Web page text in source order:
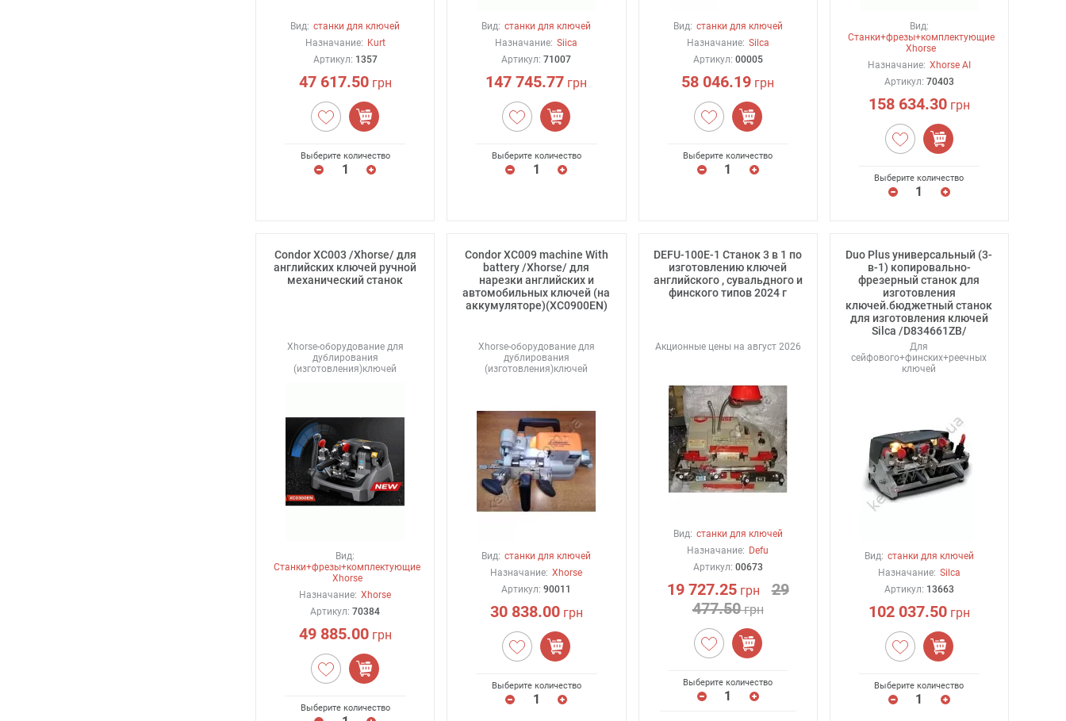
Вид: станки для ключей
Назначание: Kurt
Артикул: 1357
47 617.50грн
Выберите количество
Вид: станки для ключей
Назначание: Siica
Артикул:71007
147 745.77 грн
Выберите количество
Вид: станки для ключей
Назначание: Silca
Артикул: 00005
58 046.19 грн
Выберите количество
Вид:
Станки+фрезы+комплектующие
Xhorse
Назначание: Xhorse AI
Артикул: 70403
158 634.30грн
Выберите количество
Condor XC003 /Xhorse/ для
английских ключей ручной
механический станок
Xhorse-оборудование для
дублирования
(изготовления)ключей
Вид:
Станки+фрезы+комплектующие
Xhorse
Назначание: Xhorse
Артикул:70384
49 885.00грн
Выберите количество
Condor XC009 machine With
battery /Xhorse/ для
нарезки английских и
автомобильных ключей (на
аккумуляторе)(XC0900EN)
Xhorse-оборудование для
дублирования
(изготовления)ключей
Вид: станки для ключей
Назначание: Xhorse
Артикул:90011
30 838.00грн
Выберите количество
DEFU-100E-1 Станок 3 в 1 по
изготовлению ключей
английского , сувальдного и
финского типов 2024 г
Акционные цены на август 2026
Вид: станки для ключей
Назначание: Defu
Артикул: 00673
19 727.25грн
29
477.50грн
Выберите количество
Duo Plus универсальный (3-
в-1) копировально-
фрезерный станок для
изготовления
ключей.бюджетный станок
для изготовления ключей
Silca /D834661ZB/
Для
сейфового+финских+реечных
ключей
Вид: станки для ключей
Назначание: Silca
Артикул: 13663
102 037.50грн
Выберите количество